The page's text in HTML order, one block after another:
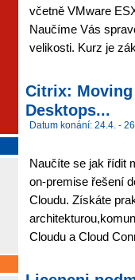
včetně VMware
Naučíme Vás
velikosti. Kurz je
Citrix:
Desktops...
Datum konání: 24.4. -
Naučíte se jak řídit
on-premise řešení
Cloudu. Získáte
Cloudu a Cloud